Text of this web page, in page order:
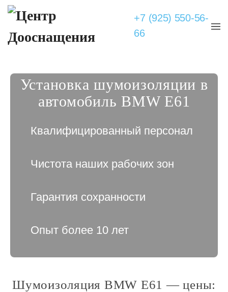
+7 (925) 550-56-
66
Установка шумоизоляции в
автомобиль BMW E61
Квалифицированный персонал
Чистота наших рабочих зон
Гарантия сохранности
Опыт более 10 лет
Шумоизоляция BMW E61 — цены: